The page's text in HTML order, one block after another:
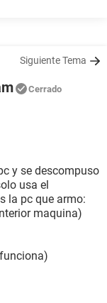
Siguiente Tema
Cerrado
y se descompuso
usa el
la pc que armo:
maquina)